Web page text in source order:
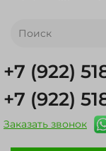
+7 (922)
+7 (922)
Заказать звонок